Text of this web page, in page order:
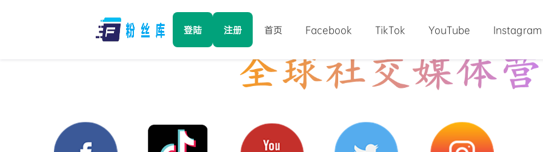
登陆 注册 首页 Facebook TikTok YouTube Instagram